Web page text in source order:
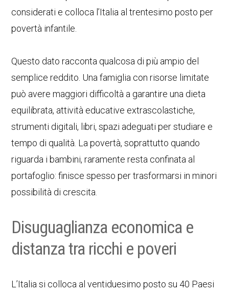
considerati e colloca l’Italia al trentesimo posto per
povertà infantile.
Questo dato racconta qualcosa di più ampio del
semplice reddito. Una famiglia con risorse limitate
può avere maggiori difficoltà a garantire una dieta
equilibrata, attività educative extrascolastiche,
strumenti digitali, libri, spazi adeguati per studiare e
tempo di qualità. La povertà, soprattutto quando
riguarda i bambini, raramente resta confinata al
portafoglio: finisce spesso per trasformarsi in minori
possibilità di crescita.
Disuguaglianza economica e
distanza tra ricchi e poveri
L’Italia si colloca al ventiduesimo posto su 40 Paesi